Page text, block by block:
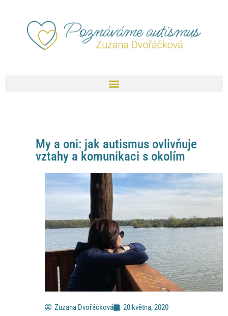
My a oni: jak autismus ovlivňuje
vztahy a komunikaci s okolím
Zuzana Dvořáčková 20 května, 2020